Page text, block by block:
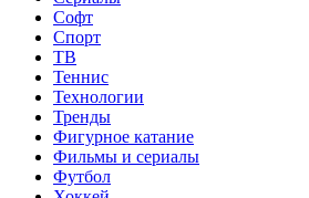
Софт
Спорт
ТВ
Теннис
Технологии
Тренды
Фигурное катание
Фильмы и сериалы
Футбол